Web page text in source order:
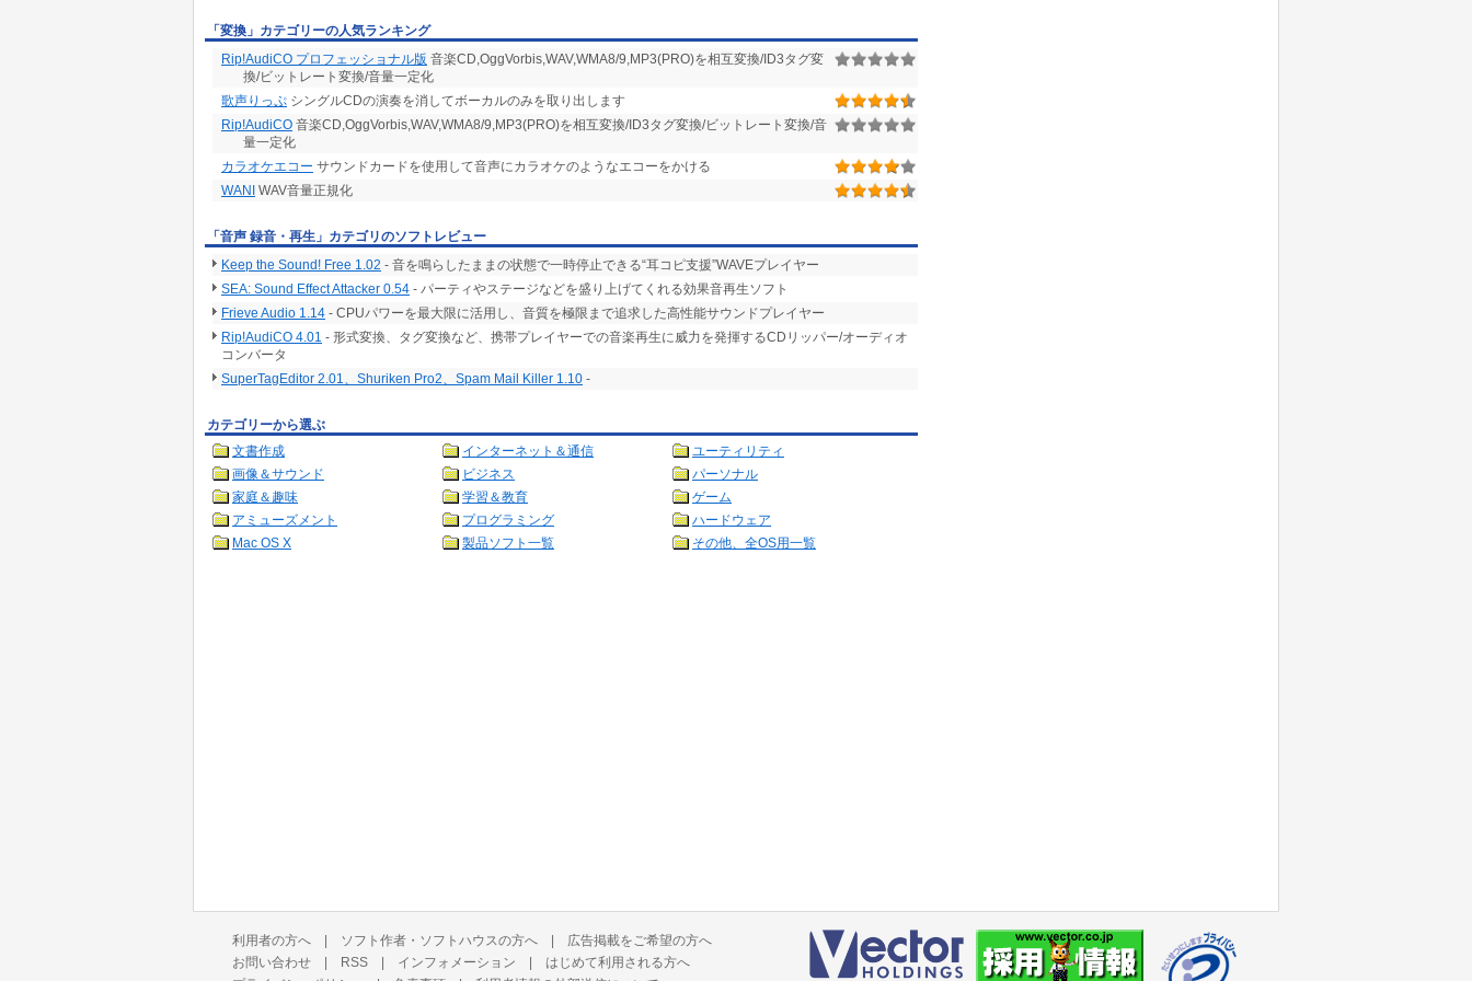
「変換」カテゴリーの人気ランキング
Rip!AudiCO プロフェッショナル版 音楽CD,OggVorbis,WAV,WMA8/9,MP3(PRO)を相互変換/ID3タグ変
換/ビットレート変換/音量一定化
歌声りっぷ シングルCDの演奏を消してボーカルのみを取り出します
Rip!AudiCO 音楽CD,OggVorbis,WAV,WMA8/9,MP3(PRO)を相互変換/ID3タグ変換/ビットレート変換/音
量一定化
カラオケエコー サウンドカードを使用して音声にカラオケのようなエコーをかける
WANI WAV音量正規化
「音声 録音・再生」カテゴリのソフトレビュー
Keep the Sound! Free 1.02 - 音を鳴らしたままの状態で一時停止できる“耳コピ支援”WAVEプレイヤー
SEA: Sound Effect Attacker 0.54 - パーティやステージなどを盛り上げてくれる効果音再生ソフト
Frieve Audio 1.14 - CPUパワーを最大限に活用し、音質を極限まで追求した高性能サウンドプレイヤー
Rip!AudiCO 4.01 - 形式変換、タグ変換など、携帯プレイヤーでの音楽再生に威力を発揮するCDリッパー/オーディオ
コンバータ
SuperTagEditor 2.01、Shuriken Pro2、Spam Mail Killer 1.10 -
カテゴリーから選ぶ
文書作成
インターネット＆通信
ユーティリティ
画像＆サウンド
ビジネス
パーソナル
家庭＆趣味
学習＆教育
ゲーム
アミューズメント
プログラミング
ハードウェア
Mac OS X
製品ソフト一覧 その他、全OS用一覧
利用者の方へ | ソフト作者・ソフトハウスの方へ | 広告掲載をご希望の方へ
お問い合わせ | RSS | インフォメーション | はじめて利用される方へ